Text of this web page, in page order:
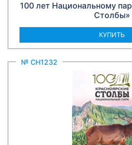
100 лет Национальному
Столбы»
КУПИТЬ
№ СН1232